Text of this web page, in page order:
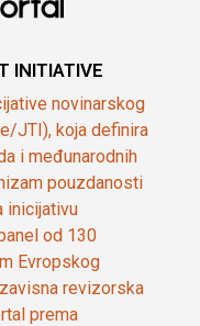
INITIATIVE
novinarskog
JTI), koja definira
i međunarodnih
pouzdanosti
inicijativu
od 130
Evropskog
revizorska
prema